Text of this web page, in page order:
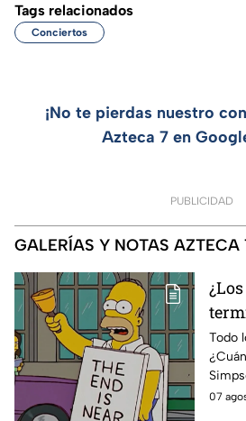
Tags relacionados
Conciertos
¡No te pierdas nuestro
Azteca 7 en
PUBLICIDAD
GALERÍAS Y NOTAS AZTECA
de
Todo
sabe:
07